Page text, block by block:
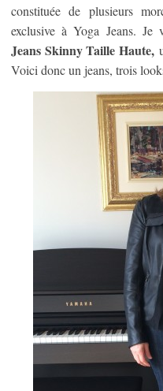
constituée de plusieurs
exclusive à Yoga Jeans. Je
Jeans Skinny Taille Haute,
Voici donc un jeans, trois